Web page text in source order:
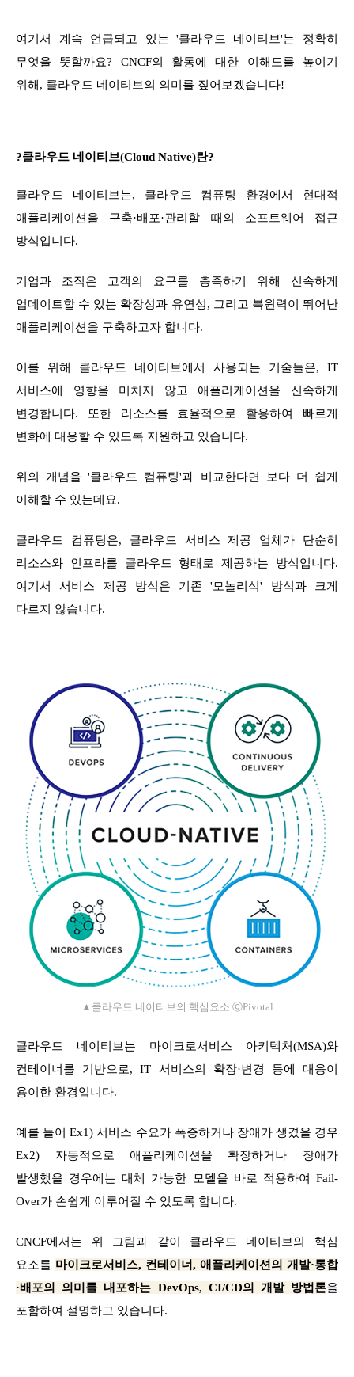
여기서 계속 언급되고 있는 '클라우드 네이티브'는 정확히
무엇을 뜻할까요? CNCF의 활동에 대한 이해도를 높이기
위해, 클라우드 네이티브의 의미를 짚어보겠습니다!
?클라우드 네이티브(Cloud Native)란?
클라우드 네이티브는, 클라우드 컴퓨팅 환경에서 현대적
애플리케이션을 구축·배포·관리할 때의 소프트웨어 접근
방식입니다.
기업과 조직은 고객의 요구를 충족하기 위해 신속하게
업데이트할 수 있는 확장성과 유연성, 그리고 복원력이 뛰어난
애플리케이션을 구축하고자 합니다.
이를 위해 클라우드 네이티브에서 사용되는 기술들은, IT
서비스에 영향을 미치지 않고 애플리케이션을 신속하게
변경합니다. 또한 리소스를 효율적으로 활용하여 빠르게
변화에 대응할 수 있도록 지원하고 있습니다.
위의 개념을 '클라우드 컴퓨팅'과 비교한다면 보다 더 쉽게
이해할 수 있는데요.
클라우드 컴퓨팅은, 클라우드 서비스 제공 업체가 단순히
리소스와 인프라를 클라우드 형태로 제공하는 방식입니다.
여기서 서비스 제공 방식은 기존 '모놀리식' 방식과 크게
다르지 않습니다.
▲클라우드 네이티브의 핵심요소 ⓒPivotal
클라우드 네이티브는 마이크로서비스 아키텍처(MSA)와
컨테이너를 기반으로, IT 서비스의 확장·변경 등에 대응이
용이한 환경입니다.
예를 들어 Ex1) 서비스 수요가 폭증하거나 장애가 생겼을 경우
Ex2) 자동적으로 애플리케이션을 확장하거나 장애가
발생했을 경우에는 대체 가능한 모델을 바로 적용하여 Fail-
Over가 손쉽게 이루어질 수 있도록 합니다.
CNCF에서는 위 그림과 같이 클라우드 네이티브의 핵심
요소를 마이크로서비스, 컨테이너, 애플리케이션의 개발·통합
·배포의 의미를 내포하는 DevOps, CI/CD의 개발 방법론을
포함하여 설명하고 있습니다.